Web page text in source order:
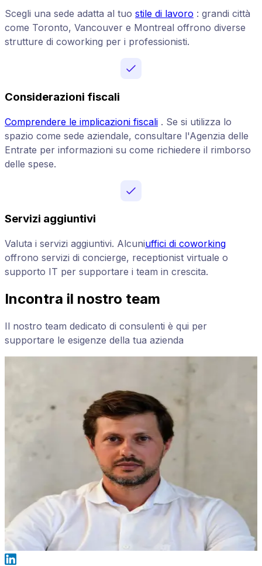
Scegli una sede adatta al tuo stile di lavoro : grandi città
come Toronto, Vancouver e Montreal offrono diverse
strutture di coworking per i professionisti.
Considerazioni fiscali
Comprendere le implicazioni fiscali . Se si utilizza lo
spazio come sede aziendale, consultare l'Agenzia delle
Entrate per informazioni su come richiedere il rimborso
delle spese.
Servizi aggiuntivi
Valuta i servizi aggiuntivi. Alcuniuffici di coworking
offrono servizi di concierge, receptionist virtuale o
supporto IT per supportare i team in crescita.
Incontra il nostro team
Il nostro team dedicato di consulenti è qui per
supportare le esigenze della tua azienda